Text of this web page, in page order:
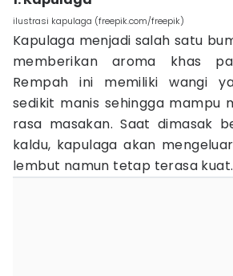
ilustrasi kapulaga (freepik.com/freepik)
Kapulaga menjadi salah satu
memberikan aroma khas
Rempah ini memiliki wangi
sedikit manis sehingga mampu
rasa masakan. Saat dimasak
kaldu, kapulaga akan
lembut namun tetap terasa kuat.